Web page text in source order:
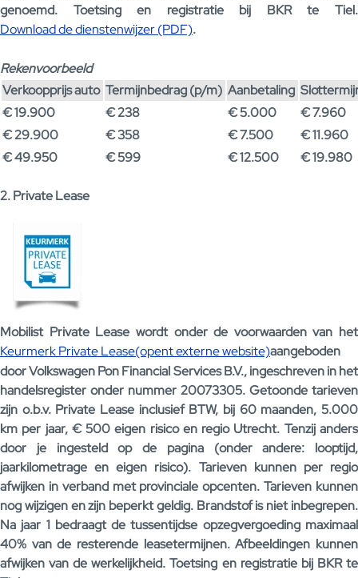
genoemd. Toetsing en registratie bij BKR te Tiel.
Download de dienstenwijzer (PDF).
Rekenvoorbeeld
Verkoopprijs auto Termijnbedrag (p/m) Aanbetaling
€ 19.900
€ 238 € 5.000
€ 7.960
€ 29.900
€ 358 € 7.500
€ 11.960
€ 49.950
€ 599 € 12.500 € 19.980
2. Private Lease
Mobilist Private Lease wordt onder de voorwaarden van het
Keurmerk Private Lease(opent externe website)aangeboden
door Volkswagen Pon Financial Services B.V., ingeschreven in het
handelsregister onder nummer 20073305. Getoonde tarieven
zijn o.b.v. Private Lease inclusief BTW, bij 60 maanden, 5.000
km per jaar, € 500 eigen risico en regio Utrecht. Tenzij anders
door je ingesteld op de pagina (onder andere: looptijd,
jaarkilometrage en eigen risico). Tarieven kunnen per regio
afwijken in verband met provinciale opcenten. Tarieven kunnen
nog wijzigen en zijn beperkt geldig. Brandstof is niet inbegrepen.
Na jaar 1 bedraagt de tussentijdse opzegvergoeding maximaal
40% van de resterende leasetermijnen. Afbeeldingen kunnen
afwijken van de werkelijkheid. Toetsing en registratie bij BKR te